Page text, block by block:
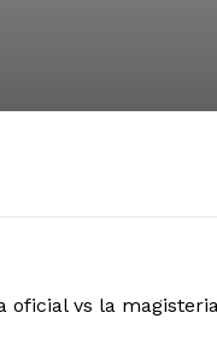
oficial vs la